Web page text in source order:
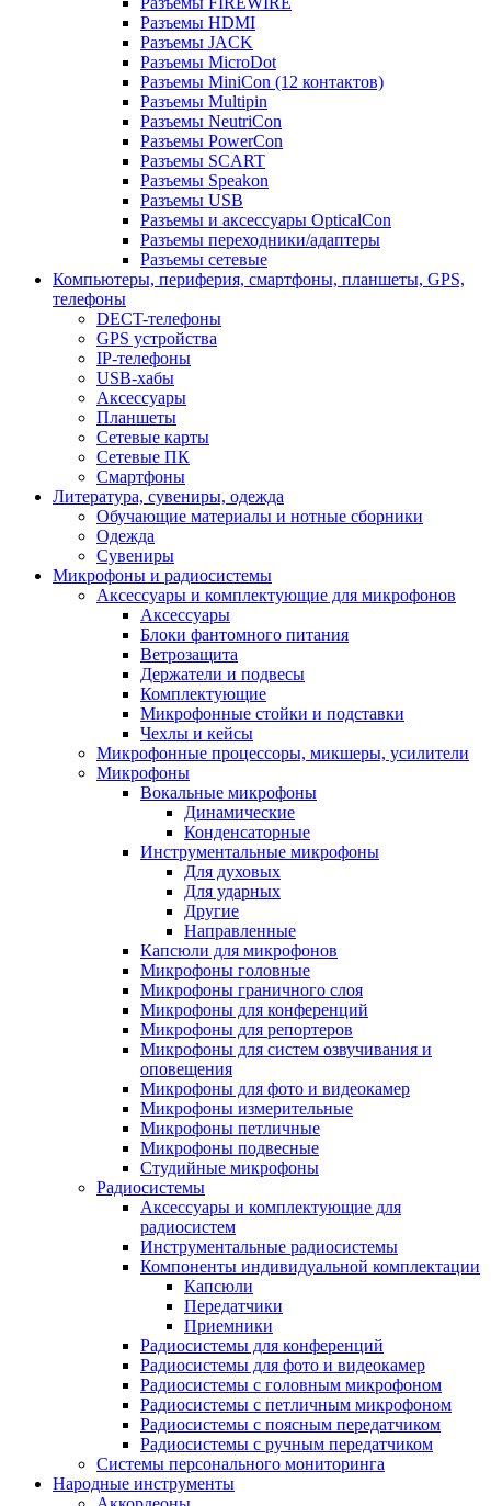
Разъемы HDMI
Разъемы JACK
Разъемы MicroDot
Разъемы MiniCon (12 контактов)
Разъемы Multipin
Разъемы NeutriCon
Разъемы PowerCon
Разъемы SCART
Разъемы Speakon
Разъемы USB
Разъемы и аксессуары OpticalCon
Разъемы переходники/адаптеры
Разъемы сетевые
Компьютеры, периферия, смартфоны, планшеты, GPS,
телефоны
DECT-телефоны
GPS устройства
IP-телефоны
USB-хабы
Аксессуары
Планшеты
Сетевые карты
Сетевые ПК
Смартфоны
Литература, сувениры, одежда
Обучающие материалы и нотные сборники
Одежда
Сувениры
Микрофоны и радиосистемы
Аксессуары и комплектующие для микрофонов
Аксессуары
Блоки фантомного питания
Ветрозащита
Держатели и подвесы
Комплектующие
Микрофонные стойки и подставки
Чехлы и кейсы
Микрофонные процессоры, микшеры, усилители
Микрофоны
Вокальные микрофоны
Динамические
Конденсаторные
Инструментальные микрофоны
Для духовых
Для ударных
Другие
Направленные
Капсюли для микрофонов
Микрофоны головные
Микрофоны граничного слоя
Микрофоны для конференций
Микрофоны для репортеров
Микрофоны для систем озвучивания и
оповещения
Микрофоны для фото и видеокамер
Микрофоны измерительные
Микрофоны петличные
Микрофоны подвесные
Студийные микрофоны
Радиосистемы
Аксессуары и комплектующие для
радиосистем
Инструментальные радиосистемы
Компоненты индивидуальной комплектации
Капсюли
Передатчики
Приемники
Радиосистемы для конференций
Радиосистемы для фото и видеокамер
Радиосистемы с головным микрофоном
Радиосистемы с петличным микрофоном
Радиосистемы с поясным передатчиком
Радиосистемы с ручным передатчиком
Системы персонального мониторинга
Народные инструменты